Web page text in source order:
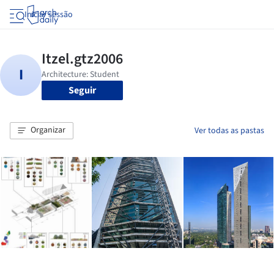
Iniciar sessão
Seguir
Organizar Ver todas as pastas